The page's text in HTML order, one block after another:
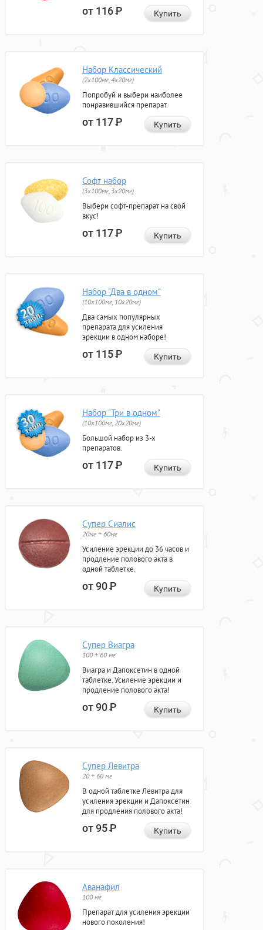
от 116Р Купить
Набор Классический
(2x100мг, 4x20мг)
Попробуй и выбери наиболее
понравившийся препарат.
от 117Р Купить
Софт набор
(3x100мг, 3x20мг)
Выбери софт-препарат на свой
вкус!
от 117Р Купить
Набор "Два в одном"
(10x100мг, 10x20мг)
Два самых популярных
препарата для усиления
эрекции в одном наборе!
от 115Р Купить
Набор "Три в одном"
(10x100мг, 20x20мг)
Большой набор из 3-х
препаратов.
от 117Р Купить
Супер Сиалис
20мг + 60мг
Усиление эрекции до 36 часов и
продление полового акта в
одной таблетке.
от 90Р Купить
Супер Виагра
100 + 60 мг
Виагра и Дапоксетин в одной
таблетке. Усиление эрекции и
продление полового акта!
от 90Р Купить
Супер Левитра
20 + 60 мг
В одной таблетке Левитра для
усиления эрекции и Дапоксетин
для продления полового акта!
от 95Р Купить
Аванафил
100 мг
Препарат для усиления эрекции
нового поколения!